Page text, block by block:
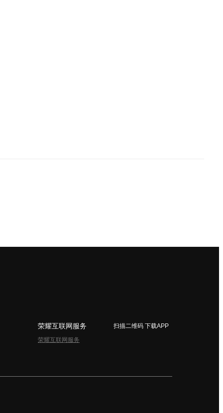
荣耀互联网服务
荣耀互联网服务
扫描二维码 下载APP